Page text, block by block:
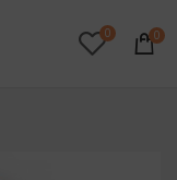
0 0